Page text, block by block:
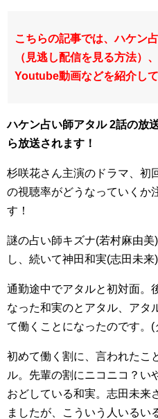
こちらの記事では、ハケン
（見逃し配信を見る方法）
Youtube動画などを紹介して
ハケン占い師アタル 2話の放
ら放送されます！
杉咲花さん主演のドラマ、初
の視聴率がどうなっていくか
す！
謎の占い師キズナ(若村麻由
し、続いて神田和実(志田未来)
通勤途中でアタルと初対面。
なった和実のとアタル、アタ
て働くことになったのです。
初めて働く割に、言われたこ
ル。先輩の割にニコニコ？い
おどしている和実。志田未来
ましたが、こういう人いるい